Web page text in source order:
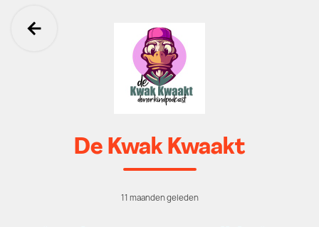
Ga terug
De Kwak Kwaakt
11 maanden geleden